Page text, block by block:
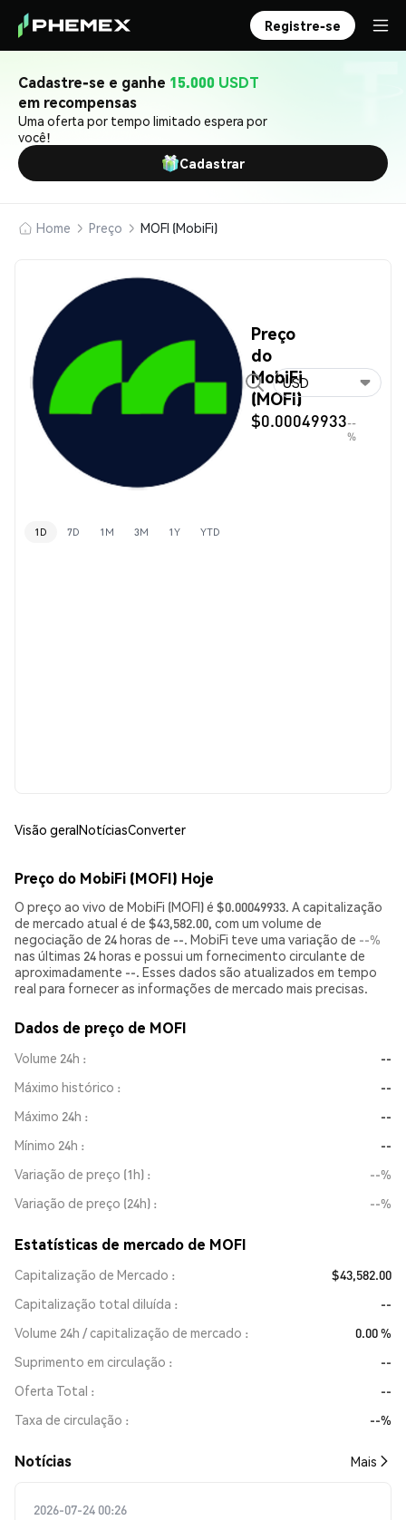
Registre-se
Cadastre-se e ganhe 15.000 USDT
em recompensas
Uma oferta por tempo limitado espera por
você!
Cadastrar
Home Preço MOFI (MobiFi)
Preço
do
MobiFi
(MOFI)
$0.00049933--
%
USD
1D 7D 1M 3M 1Y YTD
Visão geralNotíciasConverter
Preço do MobiFi (MOFI) Hoje
O preço ao vivo de MobiFi (MOFI) é $0.00049933. A capitalização
de mercado atual é de $43,582.00, com um volume de
negociação de 24 horas de --. MobiFi teve uma variação de --%
nas últimas 24 horas e possui um fornecimento circulante de
aproximadamente --. Esses dados são atualizados em tempo
real para fornecer as informações de mercado mais precisas.
Dados de preço de MOFI
Volume 24h
--
Máximo histórico
--
Máximo 24h
--
Mínimo 24h
--
Variação de preço (1h)
--%
Variação de preço (24h)
--%
Estatísticas de mercado de MOFI
Capitalização de Mercado
$43,582.00
Capitalização total diluída
--
Volume 24h / capitalização de mercado
0.00 %
Suprimento em circulação
--
Oferta Total
--
Taxa de circulação
--%
​​Notícias​​ Mais
2026-07-24 00:26